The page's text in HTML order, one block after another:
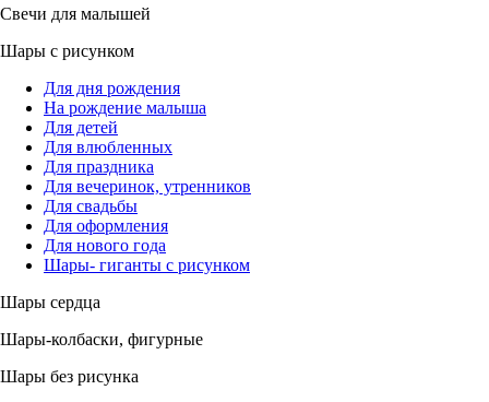
Свечи для малышей
Шары с рисунком
Для дня рождения
На рождение малыша
Для детей
Для влюбленных
Для праздника
Для вечеринок, утренников
Для свадьбы
Для оформления
Для нового года
Шары- гиганты с рисунком
Шары сердца
Шары-колбаски, фигурные
Шары без рисунка